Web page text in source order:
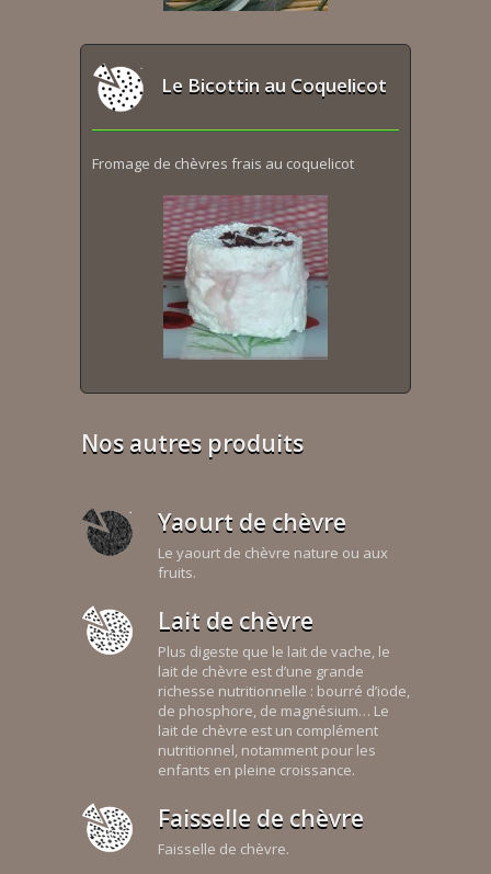
Le Bicottin au Coquelicot
Fromage de chèvres frais au coquelicot
Nos autres produits
Yaourt de chèvre
Le yaourt de chèvre nature ou aux
fruits.
Lait de chèvre
Plus digeste que le lait de vache, le
lait de chèvre est d’une grande
richesse nutritionnelle : bourré d’iode,
de phosphore, de magnésium… Le
lait de chèvre est un complément
nutritionnel, notamment pour les
enfants en pleine croissance.
Faisselle de chèvre
Faisselle de chèvre.